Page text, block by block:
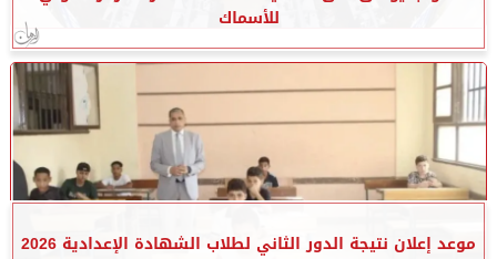
للأسماك
موعد إعلان نتيجة الدور الثاني لطلاب الشهادة الإعدادية 2026